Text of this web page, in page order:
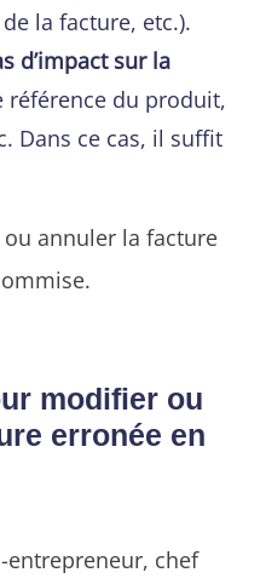
la facture, etc.).
d’impact sur la
référence du produit,
Dans ce cas, il suffit
annuler la facture
modifier ou
erronée en
entrepreneur, chef